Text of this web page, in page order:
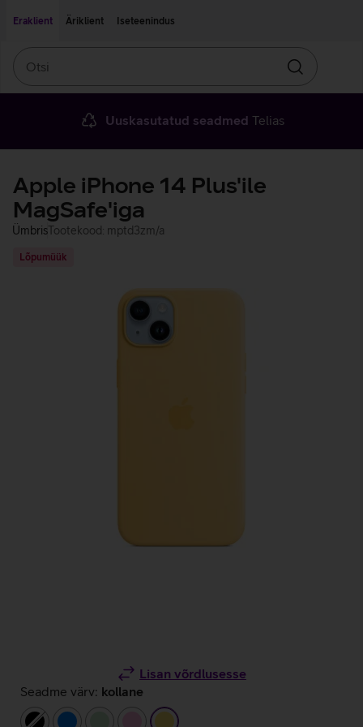
Eraklient
Äriklient Iseteenindus
Otsin
Uuskasutatud seadmed Telias
Apple iPhone 14 Plus'ile
MagSafe'iga
ÜmbrisTootekood: mptd3zm/a
Lõpumüük
Lisan võrdlusesse
Seadme värv: kollane
must
sinine heleroheline
heleroosakollane